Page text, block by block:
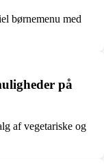
børnemenu med
på
af vegetariske og